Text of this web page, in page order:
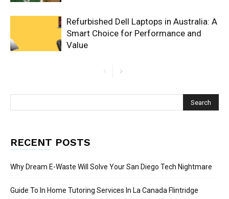
Refurbished Dell Laptops in Australia: A
Smart Choice for Performance and
Value
RECENT POSTS
Why Dream E-Waste Will Solve Your San Diego Tech Nightmare
Guide To In Home Tutoring Services In La Canada Flintridge